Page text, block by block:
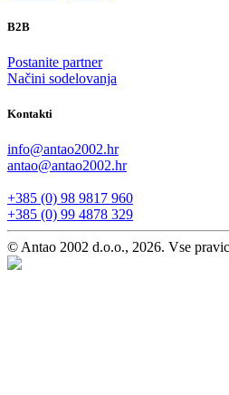
B2B
Postanite partner
Načini sodelovanja
Kontakti
info@antao2002.hr
antao@antao2002.hr
+385 (0) 98 9817 960
+385 (0) 99 4878 329
© Antao 2002 d.o.o., 2026. Vse